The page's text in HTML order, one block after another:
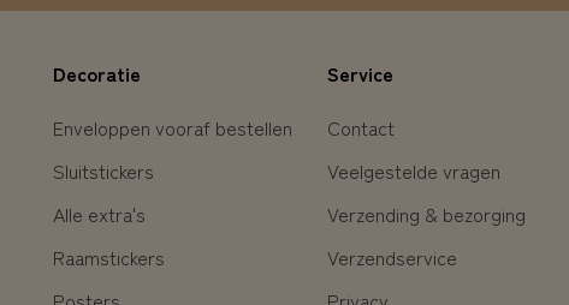
Decoratie
Enveloppen vooraf bestellen
Sluitstickers
Alle extra's
Raamstickers
Service
Contact
Veelgestelde vragen
Verzending & bezorging
Verzendservice